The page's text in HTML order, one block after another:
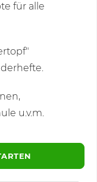
für alle
u.v.m.